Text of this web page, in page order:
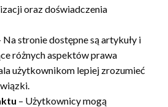
oraz doświadczenia
Na stronie dostępne są artykuły i
różnych aspektów prawa
użytkownikom lepiej zrozumieć
– Użytkownicy mogą